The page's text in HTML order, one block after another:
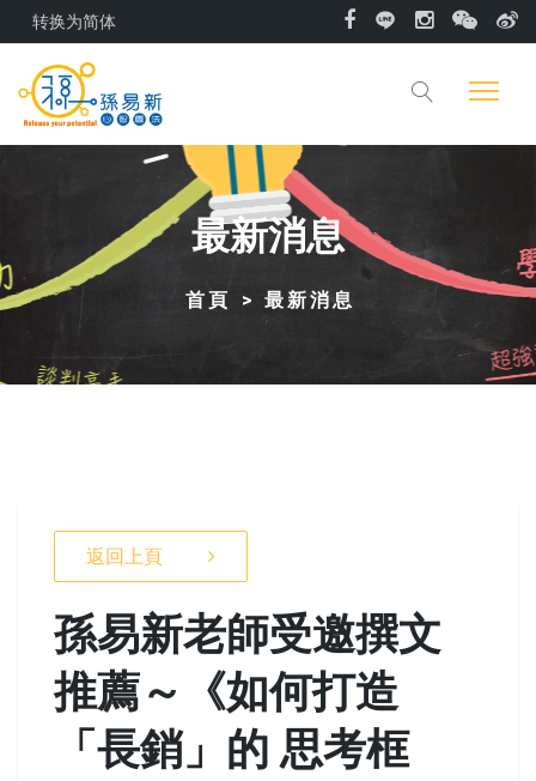
转换为简体
最新消息
首頁 最新消息
返回上頁
孫易新老師受邀撰文
推薦～《如何打造
「長銷」的 思考框